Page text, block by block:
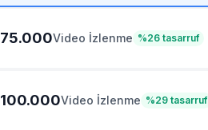
75.000Video İzlenme %26 tasarruf
100.000Video İzlenme %29 tasarruf